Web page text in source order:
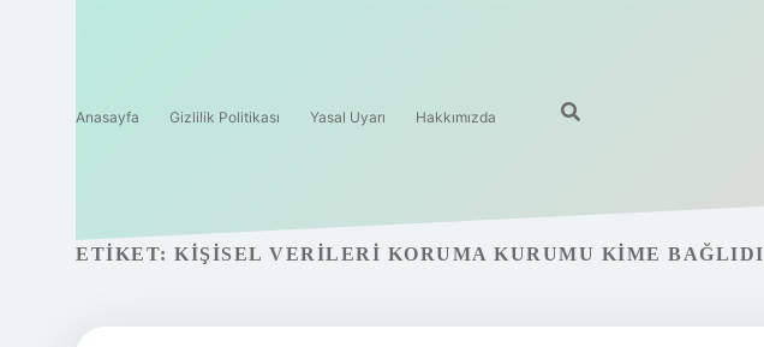
Anasayfa Gizlilik Politikası Yasal Uyarı Hakkımızda
ETIKET: KIŞISEL VERILERI KORUMA KURUMU KIME